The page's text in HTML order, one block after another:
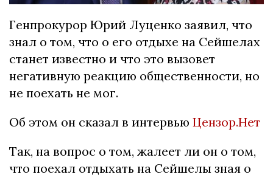
Генпрокурор Юрий Луценко заявил, что
знал о том, что о его отдыхе на Сейшелах
станет известно и что это вызовет
негативную реакцию общественности, но
не поехать не мог.
Об этом он сказал в интервью Цензор.Нет
Так, на вопрос о том, жалеет ли он о том,
что поехал отдыхать на Сейшелы зная о